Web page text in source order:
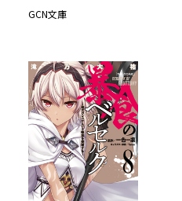
GCN文庫